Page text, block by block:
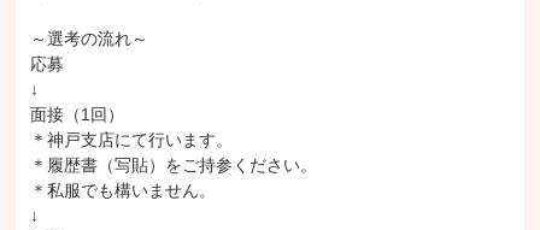
～選考の流れ～
応募
↓
面接（1回）
＊神戸支店にて行います。
＊履歴書（写貼）をご持参ください。
＊私服でも構いません。
↓